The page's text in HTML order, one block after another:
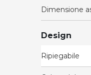
Dimensione
Design
Ripiegabile